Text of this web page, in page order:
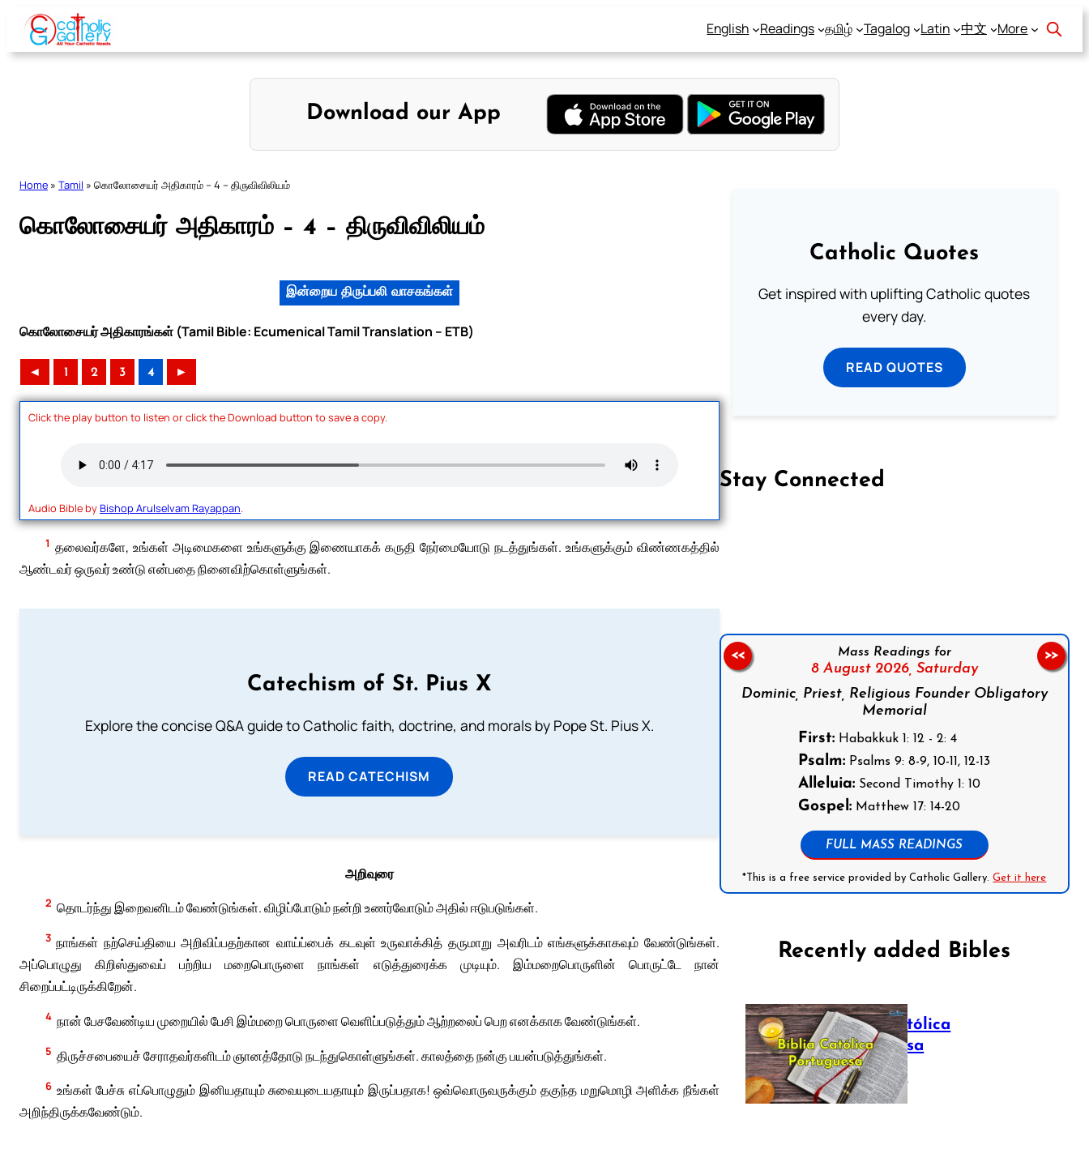
Skip
content
English Readings தமிழ் Tagalog Latin 中文 More
Download our App
Home » Tamil » கொலோசையர் அதிகாரம் – 4 – திருவிவிலியம்
கொலோசையர் அதிகாரம் – 4 – திருவிவிலியம்
இன்றைய திருப்பலி வாசகங்கள்
கொலோசையர் அதிகாரங்கள் (Tamil Bible: Ecumenical Tamil Translation – ETB)
◄ 1 2 3 4 ►
Click the play button to listen or click the Download button to save a copy.
Audio Bible byBishop Arulselvam Rayappan.
1 தலைவர்களே, உங்கள் அடிமைகளை உங்களுக்கு இணையாகக் கருதி நேர்மையோடு நடத்துங்கள். உங்களுக்கும் விண்ணகத்தில்
ஆண்டவர் ஒருவர் உண்டு என்பதை நினைவிற்கொள்ளுங்கள்.
Catechism of St. Pius X
Explore the concise Q&A guide to Catholic faith, doctrine, and morals by Pope St. Pius X.
READ CATECHISM
அறிவுரை
2 தொடர்ந்து இறைவனிடம் வேண்டுங்கள். விழிப்போடும் நன்றி உணர்வோடும் அதில் ஈடுபடுங்கள்.
3 நாங்கள் நற்செய்தியை அறிவிப்பதற்கான வாய்ப்பைக் கடவுள் உருவாக்கித் தருமாறு அவரிடம் எங்களுக்காகவும் வேண்டுங்கள்.
அப்பொழுது கிறிஸ்துவைப் பற்றிய மறைபொருளை நாங்கள் எடுத்துரைக்க முடியும். இம்மறைபொருளின் பொருட்டே நான்
சிறைப்பட்டிருக்கிறேன்.
4 நான் பேசவேண்டிய முறையில் பேசி இம்மறை பொருளை வெளிப்படுத்தும் ஆற்றலைப் பெற எனக்காக வேண்டுங்கள்.
5 திருச்சபையைச் சேராதவர்களிடம் ஞானத்தோடு நடந்துகொள்ளுங்கள். காலத்தை நன்கு பயன்படுத்துங்கள்.
6 உங்கள் பேச்சு எப்பொழுதும் இனியதாயும் சுவையுடையதாயும் இருப்பதாக! ஒவ்வொருவருக்கும் தகுந்த மறுமொழி அளிக்க நீங்கள்
அறிந்திருக்கவேண்டும்.
Catholic Quotes
Get inspired with uplifting Catholic quotes
every day.
READ QUOTES
Stay Connected
Follow us on Facebook
Mass Readings for
8 August 2026, Saturday
Dominic, Priest, Religious Founder Obligatory
Memorial
First: Habakkuk 1: 12 - 2: 4
Psalm: Psalms 9: 8-9, 10-11, 12-13
Alleluia: Second Timothy 1: 10
Gospel: Matthew 17: 14-20
FULL MASS READINGS
*This is a free service provided by Catholic Gallery.Get it here
<< >>
Recently added Bibles
Bíblia Católica
Portuguesa
July 16, 2025